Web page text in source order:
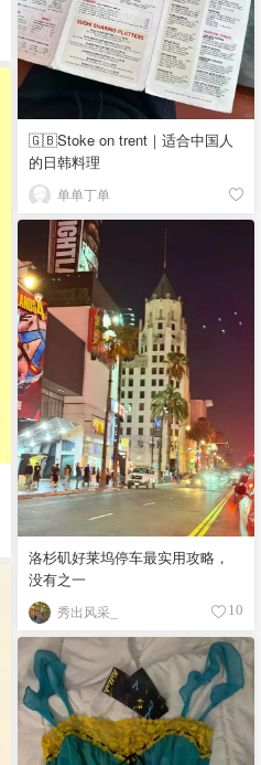
🇬🇧Stoke on trent｜适合中国人
的日韩料理
单单丁单
洛杉矶好莱坞停车最实用攻略，
没有之一
秀出风采_ 10